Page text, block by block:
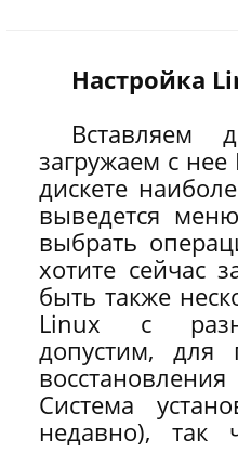
Настройка
Bставляем
загружаем с
дискете
выведется
выбрать
хотите сейчас
быть также
Linux с
допустим, для
Система
недавно), так